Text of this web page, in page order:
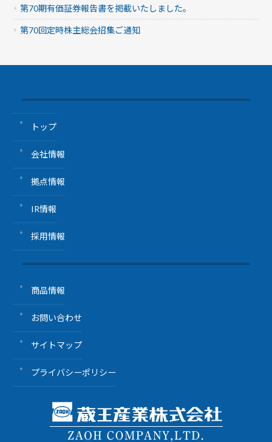
第70期有価証券報告書を掲載いたしました。
第70回定時株主総会招集ご通知
トップ
会社情報
拠点情報
IR情報
採用情報
商品情報
お問い合わせ
サイトマップ
プライバシーポリシー